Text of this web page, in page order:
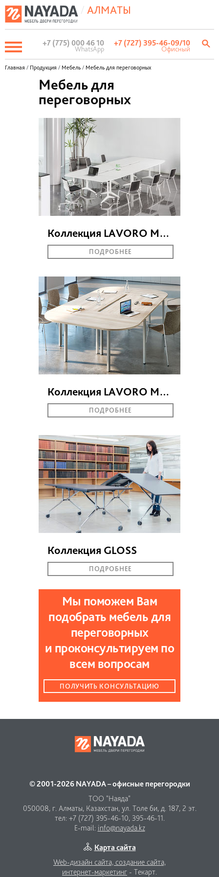
/ АЛМАТЫ
+7 (775) 000 46 10
WhatsApp
+7 (727) 395-46-09/10
Офисный
Главная / Продукция / Мебель / Мебель для переговорных
Мебель для
переговорных
Коллекция LAVORO MEETING
ПОДРОБНЕЕ
Коллекция LAVORO МОДУЛЬНЫЕ СТОЛЫ
ПОДРОБНЕЕ
Коллекция GLOSS
ПОДРОБНЕЕ
Мы поможем Вам
подобрать мебель для
переговорных
и проконсультируем по
всем вопросам
ПОЛУЧИТЬ КОНСУЛЬТАЦИЮ
© 2001-2026 NAYADA – офисные перегородки
ТОО "Наяда"
050008, г. Алматы, Казахстан, ул. Толе би, д. 187, 2 эт.
тел: +7 (727) 395-46-10, 395-46-11.
E-mail: info@nayada.kz
Карта сайта
Web-дизайн сайта, создание сайта,
интернет-маркетинг - Текарт.